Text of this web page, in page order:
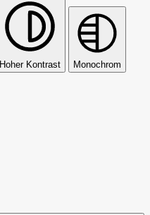
Hoher Kontrast Monochrom